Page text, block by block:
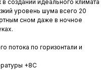
создании идеального климата
уровень шума всего 20
сном даже в ночное
потока по горизонтали и
+8С